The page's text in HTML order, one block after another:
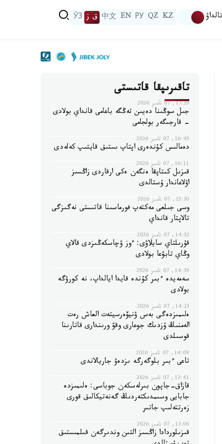
تالداۋ KZ
QZ
РУ
EN
中文 ق ز ЎЗ
تاقىرىپقا قاتىستى
17:29, 07 تامىز 2026
جىل سوڭىنا دەيىن تەڭگە باعامى قانداي بولادى
- قارجىگەر بولجامى
16:45, 07 تامىز 2026
دەمالىس كۇندەرى اپتاپ ىستىق قايتىپ كەلەدى
16:11, 07 تامىز 2026
قىزىل كىتاپقا ەنگەن ەكى ارقاردى زاڭسىز
اۋلاعاندار ۇستالدى
15:30, 07 تامىز 2026
وسى جىلعى مەكتەپ فورماسىنا قاتىستى نەگىزگى
تالاپتار قانداي
14:52, 07 تامىز 2026
قۇرىلتاي سايلاۋى: ءوز ۋچاسكەڭىزدى قالاي
وڭاي تابۋعا بولادى
14:39, 07 تامىز 2026
سەمەيدە ءبىر كۇندە قايدا ايالداپ، نە كورۋگە
بولادى
14:23, 07 تامىز 2026
ەلىمىزدەگى بەس ۋنيۆەرسيتەت العاش رەت
الەمنىڭ ۇزدىك جوعارى وقۋ ورىندارى قاتارىنا
قوسىلدى
14:09, 07 تامىز 2026
تاعى ءبىر بلوگەرگە ىزدەۋ جاريالاندى
13:41, 07 تامىز 2026
قازاق-جاپون بىرلەسكەن جوباسى: ەلىمىزدە
جابايى وسىمدىكتەردىڭ گەنەتيكالىق قورى
زەرتتەلىپ جاتىر
13:06, 07 تامىز 2026
قىزىلوردادا زاڭسىز التىن وندىرگەن قىلمىستىق